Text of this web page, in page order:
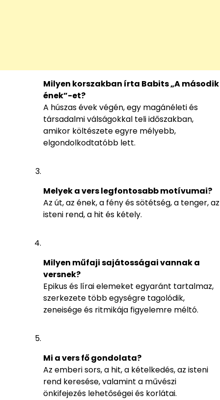
Milyen korszakban írta Babits „A második
ének”-et?
A húszas évek végén, egy magánéleti és
társadalmi válságokkal teli időszakban,
amikor költészete egyre mélyebb,
elgondolkodtatóbb lett.
Melyek a vers legfontosabb motívumai?
Az út, az ének, a fény és sötétség, a tenger, az
isteni rend, a hit és kétely.
Milyen műfaji sajátosságai vannak a
versnek?
Epikus és lírai elemeket egyaránt tartalmaz,
szerkezete több egységre tagolódik,
zeneisége és ritmikája figyelemre méltó.
Mi a vers fő gondolata?
Az emberi sors, a hit, a kételkedés, az isteni
rend keresése, valamint a művészi
önkifejezés lehetőségei és korlátai.